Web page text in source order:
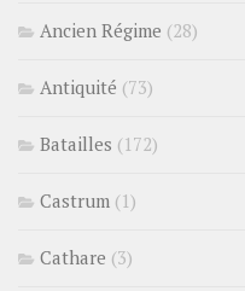
Ancien Régime (28)
Antiquité (73)
Batailles (172)
Castrum (1)
Cathare (3)